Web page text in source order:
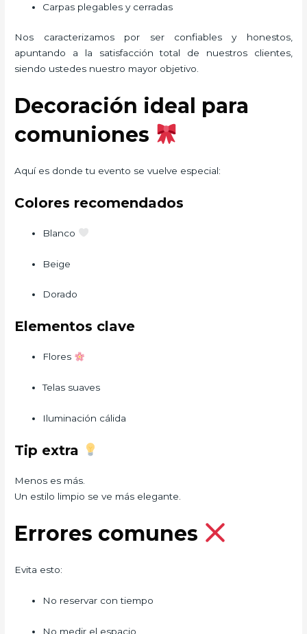
Carpas plegables y cerradas
Nos caracterizamos por ser confiables y honestos,
apuntando a la satisfacción total de nuestros clientes,
siendo ustedes nuestro mayor objetivo.
Decoración ideal para
comuniones
Aquí es donde tu evento se vuelve especial:
Colores recomendados
Blanco
Beige
Dorado
Elementos clave
Flores
Telas suaves
Iluminación cálida
Tip extra
Menos es más.
Un estilo limpio se ve más elegante.
Errores comunes
Evita esto:
No reservar con tiempo
No medir el espacio